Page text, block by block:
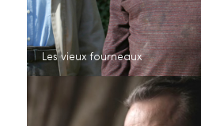
Les vieux fourneaux